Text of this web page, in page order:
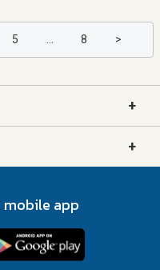
5 ... 8 >
+
+
mobile app